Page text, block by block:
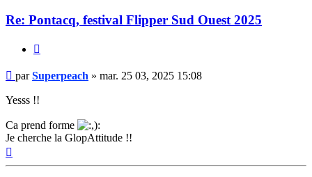
Re: Pontacq, festival Flipper Sud Ouest 2025
Message
parSuperpeach » mar. 25 03, 2025 15:08
Yesss !!
Ca prend forme
Je cherche la GlopAttitude !!